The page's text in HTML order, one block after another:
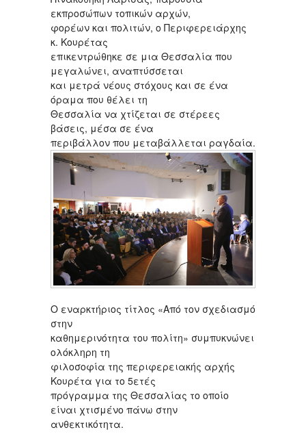
εκπροσώπων τοπικών αρχών,
φορέων και πολιτών, ο Περιφερειάρχης
κ. Κουρέτας
επικεντρώθηκε σε μια Θεσσαλία που
μεγαλώνει, αναπτύσσεται
και μετρά νέους στόχους και σε ένα
όραμα που θέλει τη
Θεσσαλία να χτίζεται σε στέρεες
βάσεις, μέσα σε ένα
περιβάλλον που μεταβάλλεται ραγδαία.
Ο εναρκτήριος τίτλος «Από τον σχεδιασμό
στην
καθημερινότητα του πολίτη» συμπυκνώνει
ολόκληρη τη
φιλοσοφία της περιφερειακής αρχής
Κουρέτα για το 5ετές
πρόγραμμα της Θεσσαλίας το οποίο
είναι χτισμένο πάνω στην
ανθεκτικότητα.